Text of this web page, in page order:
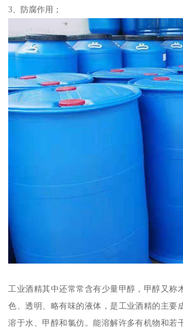
3、防腐作用；
工业酒精其中还常常含有少量甲醇，甲醇又称
色、透明、略有味的液体，是工业酒精的主要
溶于水、甲醇和氯仿。能溶解许多有机物和若